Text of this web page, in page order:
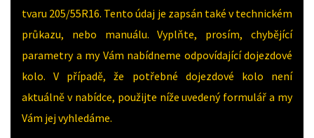
tvaru 205/55R16. Tento údaj je zapsán také v technickém
průkazu, nebo manuálu. Vyplňte, prosím, chybějící
parametry a my Vám nabídneme odpovídající dojezdové
kolo. V případě, že potřebné dojezdové kolo není
aktuálně v nabídce, použijte níže uvedený formulář a my
Vám jej vyhledáme.